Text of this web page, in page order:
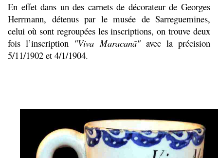
En effet dans un des carnets de décorateur de Georges
Herrmann, détenus par le musée de Sarreguemines,
celui où sont regroupées les inscriptions, on trouve deux
fois l’inscription "Viva Maracanã"avec la précision
5/11/1902 et 4/1/1904.